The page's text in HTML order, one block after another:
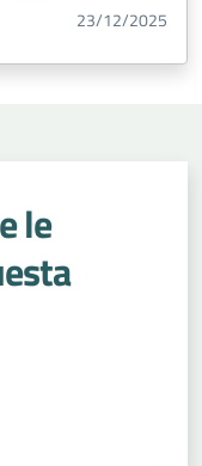
23/12/2025
le
da 1 a 5 stelle